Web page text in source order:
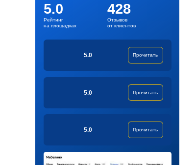
5.0
Рейтинг
на площадках
428
Отзывов
от клиентов
5.0 Прочитать
5.0 Прочитать
5.0 Прочитать